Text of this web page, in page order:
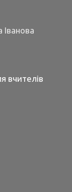
Іванова
вчителів